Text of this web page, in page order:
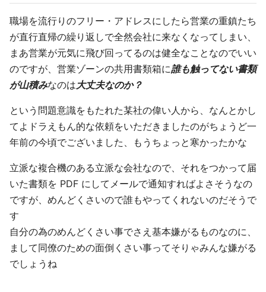
職場を流行りのフリー・アドレスにしたら営業の重鎮たち
が直行直帰の繰り返しで全然会社に来なくなってしまい、
まあ営業が元気に飛び回ってるのは健全なことなのでいい
のですが、営業ゾーンの共用書類箱に誰も触ってない書類
が山積みなのは 大丈夫なのか？
という問題意識をもたれた某社の偉い人から、なんとかし
てよドラえもん的な依頼をいただきましたのがちょうど一
年前の今頃でございました、もうちょっと寒かったかな
立派な複合機のある立派な会社なので、それをつかって届
いた書類を PDF にしてメールで通知すればよさそうなの
ですが、めんどくさいので誰もやってくれないのだそうで
す
自分の為のめんどくさい事でさえ基本嫌がるものなのに、
まして同僚のための面倒くさい事ってそりゃみんな嫌がる
でしょうね